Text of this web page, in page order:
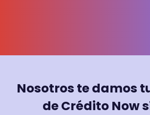
Nosotros te damos
de Crédito Now